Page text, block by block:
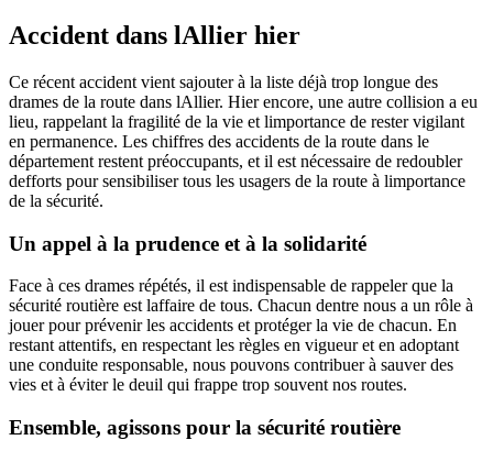
Accident dans lAllier hier
Ce récent accident vient sajouter à la liste déjà trop longue des
drames de la route dans lAllier. Hier encore, une autre collision a eu
lieu, rappelant la fragilité de la vie et limportance de rester vigilant
en permanence. Les chiffres des accidents de la route dans le
département restent préoccupants, et il est nécessaire de redoubler
defforts pour sensibiliser tous les usagers de la route à limportance
de la sécurité.
Un appel à la prudence et à la solidarité
Face à ces drames répétés, il est indispensable de rappeler que la
sécurité routière est laffaire de tous. Chacun dentre nous a un rôle à
jouer pour prévenir les accidents et protéger la vie de chacun. En
restant attentifs, en respectant les règles en vigueur et en adoptant
une conduite responsable, nous pouvons contribuer à sauver des
vies et à éviter le deuil qui frappe trop souvent nos routes.
Ensemble, agissons pour la sécurité routière